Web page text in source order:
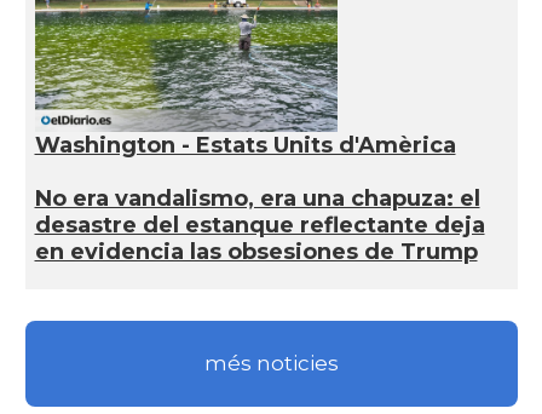
Washington - Estats Units d'Amèrica
No era vandalismo, era una chapuza: el
desastre del estanque reflectante deja
en evidencia las obsesiones de Trump
més noticies